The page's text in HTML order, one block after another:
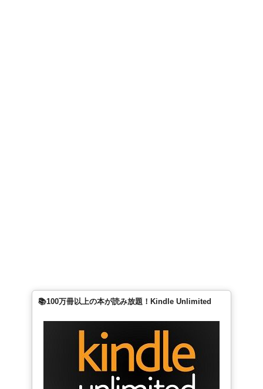
📚100万冊以上の本が読み放題！Kindle Unlimited